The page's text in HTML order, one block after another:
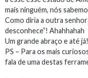
mais ninguém, nós
Como diria a outra
desconhece”! Ahahhahah
Um grande abraço e até já!
PS – Para os mais
fala de uma destas